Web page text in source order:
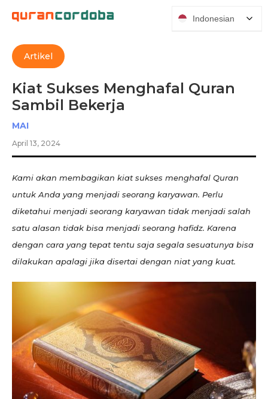
Artikel
Kiat Sukses Menghafal Quran
Sambil Bekerja
MAI
April 13, 2024
Kami akan membagikan kiat sukses menghafal Quran
untuk Anda yang menjadi seorang karyawan. Perlu
diketahui menjadi seorang karyawan tidak menjadi salah
satu alasan tidak bisa menjadi seorang hafidz. Karena
dengan cara yang tepat tentu saja segala sesuatunya bisa
dilakukan apalagi jika disertai dengan niat yang kuat.
Indonesian